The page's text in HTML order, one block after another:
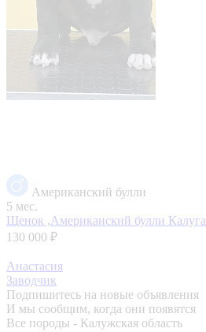
Американский булли
5 мес.
Щенок ,Американский булли Калуга
130 000 ₽
Анастасия
Заводчик
Подпишитесь на новые объявления
И мы сообщим, когда они появятся
Все породы - Калужская область